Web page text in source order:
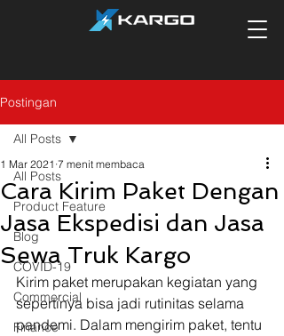
Postingan
All Posts
Product Feature
Blog
COVID-19
Commercial
Finance
All Posts
Cara Kirim Paket Dengan
Jasa Ekspedisi dan Jasa
Sewa Truk Kargo
1 Mar 2021 7 menit membaca
Kirim paket merupakan kegiatan yang
sepertinya bisa jadi rutinitas selama
pandemi. Dalam mengirim paket, tentu